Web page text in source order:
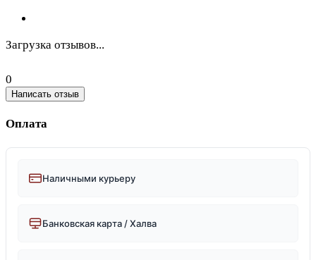
Загрузка отзывов...
0
Написать отзыв
Оплата
Наличными курьеру
Банковская карта / Халва